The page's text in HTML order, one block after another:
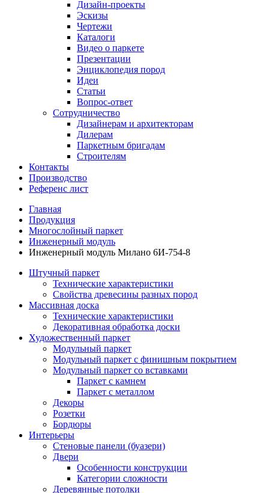
Дизайн-проекты
Эскизы
Чертежи
Каталоги
Видео о паркете
Презентации
Энциклопедия пород
Идеи
Статьи
Вопрос-ответ
Сотрудничество
Дизайнерам и архитекторам
Дилерам
Паркетным бригадам
Строителям
Контакты
Производство
Референс лист
Главная
Продукция
Многослойный паркет
Инженерный модуль
Инженерный модуль Милано 6И-754-8
Штучный паркет
Технические характеристики
Свойства древесины разных пород
Массивная доска
Технические характеристики
Декоративная обработка доски
Художественный паркет
Модульный паркет
Модульный паркет с финишным покрытием
Модульный паркет со вставками
Паркет с камнем
Паркет с металлом
Декоры
Розетки
Бордюры
Интерьеры
Стеновые панели (буазери)
Двери
Особенности конструкции
Категории сложности
Деревянные потолки